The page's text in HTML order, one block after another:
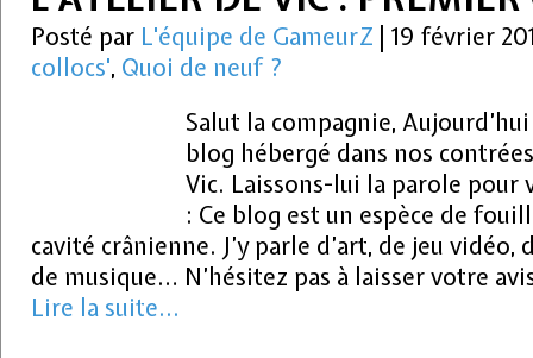
Posté par L'équipe de GameurZ
19 février
collocs', Quoi de neuf ?
Salut la compagnie,
blog hébergé dans nos
Vic. Laissons-lui la parole pour
: Ce blog est un espèce de
cavité crânienne. J’y parle d’art, de jeu
de musique… N’hésitez pas à laisser votre
Lire la suite...